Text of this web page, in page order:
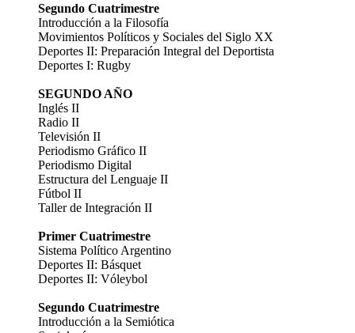
Segundo Cuatrimestre
Introducción a la Filosofía
Movimientos Políticos y Sociales del Siglo XX
Deportes II: Preparación Integral del Deportista
Deportes I: Rugby
SEGUNDO AÑO
Inglés II
Radio II
Televisión II
Periodismo Gráfico II
Periodismo Digital
Estructura del Lenguaje II
Fútbol II
Taller de Integración II
Primer Cuatrimestre
Sistema Político Argentino
Deportes II: Básquet
Deportes II: Vóleybol
Segundo Cuatrimestre
Introducción a la Semiótica